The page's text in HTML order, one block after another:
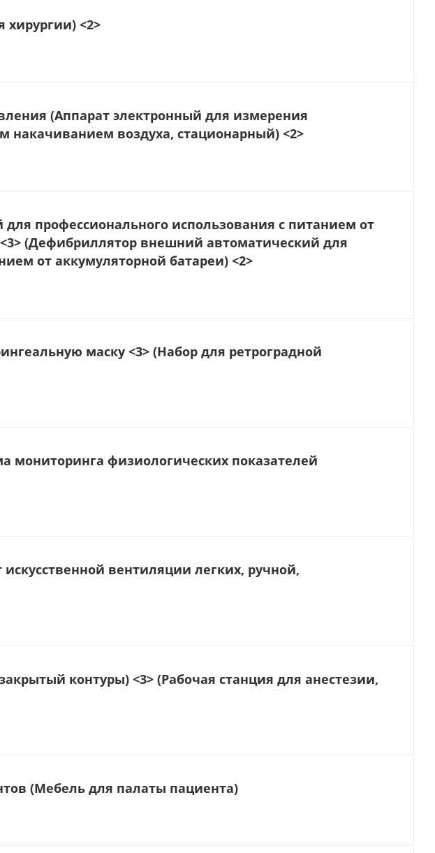
хирургии) <2>
(Аппарат электронный для измерения
накачиванием воздуха, стационарный) <2>
профессионального использования с питанием от
(Дефибриллятор внешний автоматический для
от аккумуляторной батареи) <2>
маску <3> (Набор для ретроградной
мониторинга физиологических показателей
вентиляции легких, ручной,
контуры) <3> (Рабочая станция для анестезии,
(Мебель для палаты пациента)